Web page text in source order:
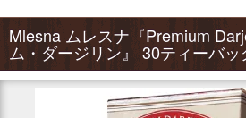
Mlesna ムレスナ『Premium
ム・ダージリン』 30ティーバッ